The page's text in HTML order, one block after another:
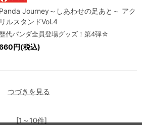
Panda Journey～しあわせの足あと～ アク
リルスタンドVol.4
歴代パンダ全員登場グッズ！第4弾☆
円(税込)
つづきを見る
[1～10件]